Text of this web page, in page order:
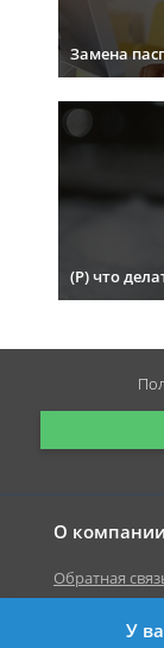
Замена
(Р) что
О компании
Обратная
У